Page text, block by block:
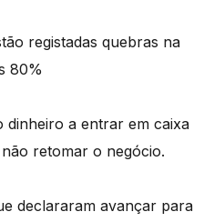
registadas quebras na
80%
dinheiro a entrar em caixa
retomar o negócio.
declararam avançar para